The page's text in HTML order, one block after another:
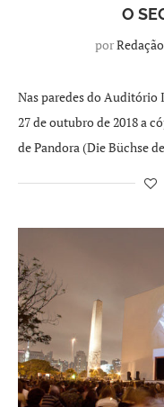
O
porRedação
Nas paredes do Auditório
27 de outubro de 2018 a
de Pandora (Die Büchse